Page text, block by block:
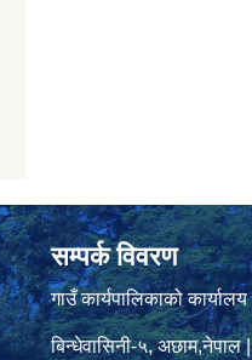
सम्पर्क विवरण
गाउँ कार्यपालिकाको कार्यालय
बिन्धेवासिनी-५, अछाम,नेपाल |